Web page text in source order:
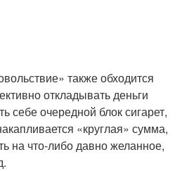
также обходится
откладывать деньги
себе очередной блок сигарет,
«круглая» сумма,
на что-либо давно желанное,